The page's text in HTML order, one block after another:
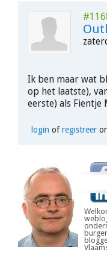
Ik ben maar wat
op het laatste),
eerste) als Fientje
login ofregistreer